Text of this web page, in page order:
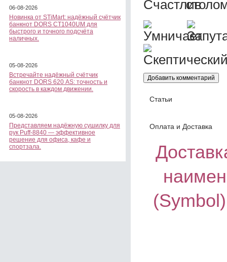
06-08-2026
Новинка от STiMart: надёжный счётчик
банкнот DORS CT1040UM для
быстрого и точного подсчёта
наличных.
05-08-2026
Встречайте надёжный счётчик
банкнот DORS 620 АS: точность и
скорость в каждом движении.
05-08-2026
Представляем надёжную сушилку для
рук Puff-8840 — эффективное
решение для офиса, кафе и
спортзала.
Статьи
Оплата и Доставка